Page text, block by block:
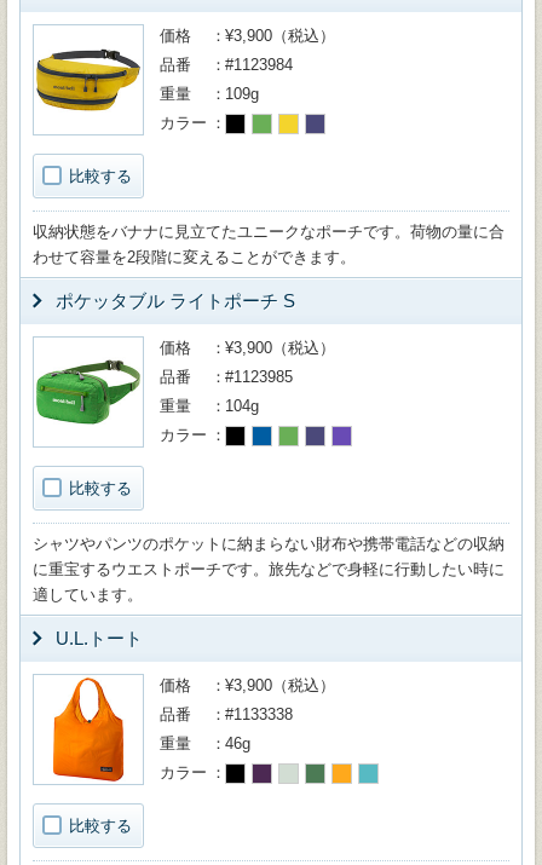
比較する
価格
¥3,900（税込）
品番
#1123984
重量
109g
カラー
収納状態をバナナに見立てたユニークなポーチです。荷物の量に合
わせて容量を2段階に変えることができます。
ポケッタブル ライトポーチ S
比較する
価格
¥3,900（税込）
品番
#1123985
重量
104g
カラー
シャツやパンツのポケットに納まらない財布や携帯電話などの収納
に重宝するウエストポーチです。旅先などで身軽に行動したい時に
適しています。
U.L.トート
比較する
価格
¥3,900（税込）
品番
#1133338
重量
46g
カラー